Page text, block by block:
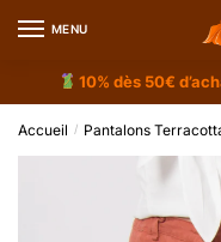
MENU
10% dès 50€
Accueil / Pantalons